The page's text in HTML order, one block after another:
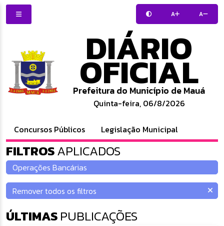
A A
DIÁRIO
OFICIAL
Prefeitura do Município de Mauá
Quinta-feira, 06/8/2026
Concursos Públicos Legislação Municipal
FILTROSAPLICADOS
ÚLTIMASPUBLICAÇÕES